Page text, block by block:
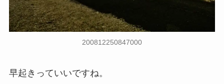
200812250847000
早起きっていいですね。